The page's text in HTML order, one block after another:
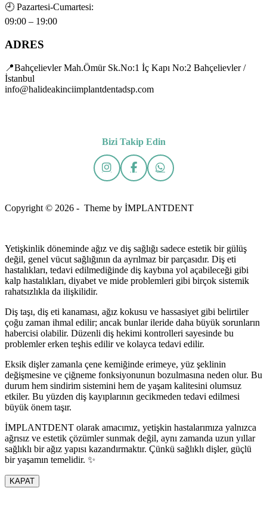
🕘 Pazartesi-Cumartesi:
09:00 – 19:00
ADRES
📍Bahçelievler Mah.Ömür Sk.No:1 İç Kapı No:2 Bahçelievler /
İstanbul
info@halideakinciimplantdentadsp.com
Bizi Takip Edin
Copyright © 2026 - Theme by İMPLANTDENT
Yetişkinlik döneminde ağız ve diş sağlığı sadece estetik bir gülüş
değil, genel vücut sağlığının da ayrılmaz bir parçasıdır. Diş eti
hastalıkları, tedavi edilmediğinde diş kaybına yol açabileceği gibi
kalp hastalıkları, diyabet ve mide problemleri gibi birçok sistemik
rahatsızlıkla da ilişkilidir.
Diş taşı, diş eti kanaması, ağız kokusu ve hassasiyet gibi belirtiler
çoğu zaman ihmal edilir; ancak bunlar ileride daha büyük sorunların
habercisi olabilir. Düzenli diş hekimi kontrolleri sayesinde bu
problemler erken teşhis edilir ve kolayca tedavi edilir.
Eksik dişler zamanla çene kemiğinde erimeye, yüz şeklinin
değişmesine ve çiğneme fonksiyonunun bozulmasına neden olur. Bu
durum hem sindirim sistemini hem de yaşam kalitesini olumsuz
etkiler. Bu yüzden diş kayıplarının gecikmeden tedavi edilmesi
büyük önem taşır.
İMPLANTDENT olarak amacımız, yetişkin hastalarımıza yalnızca
ağrısız ve estetik çözümler sunmak değil, aynı zamanda uzun yıllar
sağlıklı bir ağız yapısı kazandırmaktır. Çünkü sağlıklı dişler, güçlü
bir yaşamın temelidir. ✨
KAPAT